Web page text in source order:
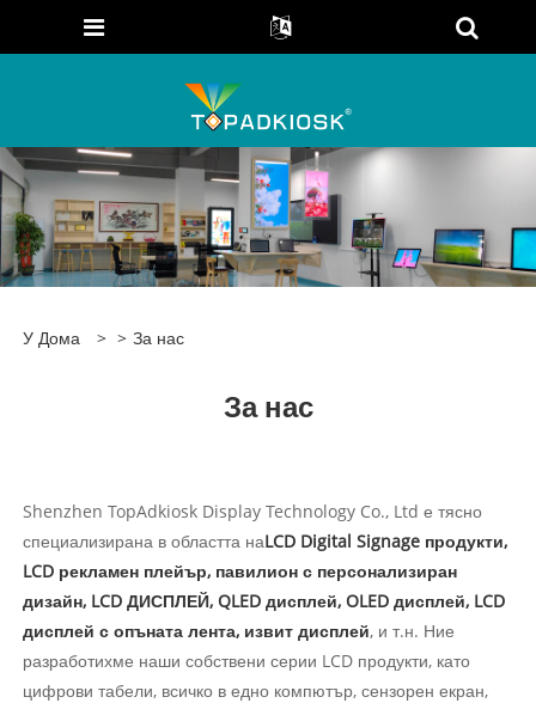
У Дома > > За нас
За нас
Shenzhen TopAdkiosk Display Technology Co., Ltd е тясно
специализирана в областта наLCD Digital Signage продукти,
LCD рекламен плейър, павилион с персонализиран
дизайн, LCD ДИСПЛЕЙ, QLED дисплей, OLED дисплей, LCD
дисплей с опъната лента, извит дисплей, и т.н. Ние
разработихме наши собствени серии LCD продукти, като
цифрови табели, всичко в едно компютър, сензорен екран,